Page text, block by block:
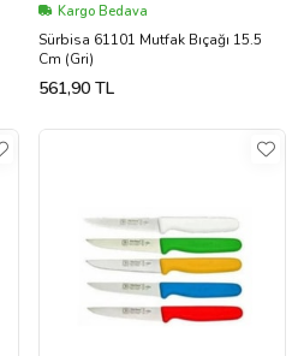
Kargo Bedava
Sürbisa 61101 Mutfak Bıçağı 15.5
Cm (Gri)
561,90 TL